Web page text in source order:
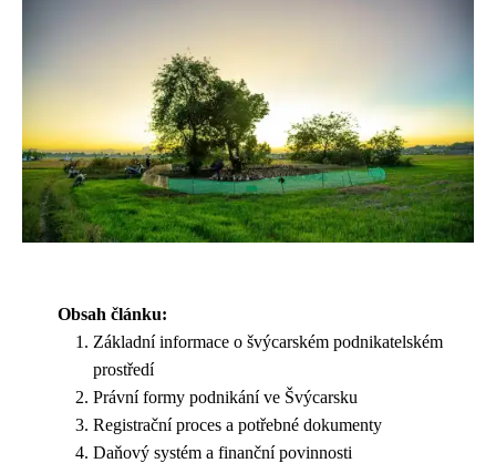
Obsah článku:
Základní informace o švýcarském podnikatelském
prostředí
Právní formy podnikání ve Švýcarsku
Registrační proces a potřebné dokumenty
Daňový systém a finanční povinnosti